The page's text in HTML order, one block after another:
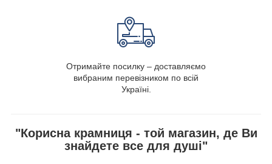
Отримайте посилку – доставляємо
вибраним перевізником по всій
Україні.
"Корисна крамниця - той магазин, де Ви
знайдете все для душі"